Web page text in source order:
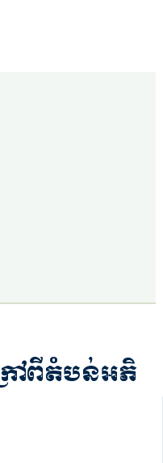
រៅពីតំបន់អភិ